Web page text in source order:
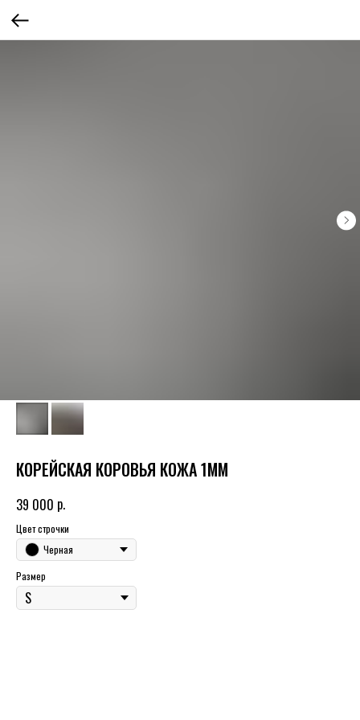
КОРЕЙСКАЯ КОРОВЬЯ КОЖА 1ММ
39 000 р.
Цвет строчки
Черная
Размер